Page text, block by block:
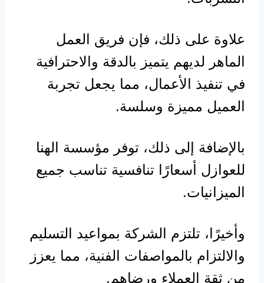
علاوة على ذلك، فإن فريق العمل
الماهر لديهم يتميز بالدقة والاحترافية
في تنفيذ الأعمال، مما يجعل تجربة
العميل مميزة وسلسة.
بالإضافة إلى ذلك، توفر مؤسسة الهنا
للعوازل أسعارًا تنافسية تناسب جميع
الميزانيات.
وأخيرًا، تلتزم الشركة بمواعيد التسليم
والالتزام بالمواصفات الفنية، مما يعزز
من ثقة العملاء ورضاهم.